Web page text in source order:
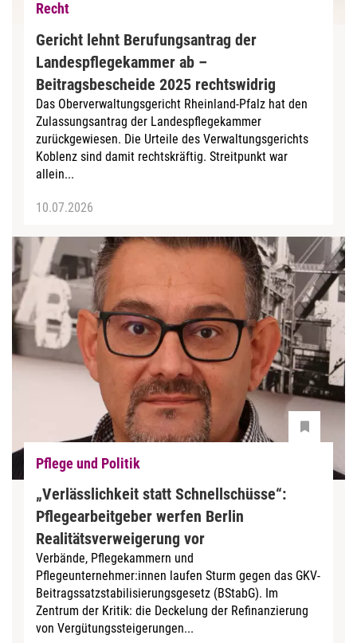
Recht
Gericht lehnt Berufungsantrag der
Landespflegekammer ab –
Beitragsbescheide 2025 rechtswidrig
Das Oberverwaltungsgericht Rheinland-Pfalz hat den
Zulassungsantrag der Landespflegekammer
zurückgewiesen. Die Urteile des Verwaltungsgerichts
Koblenz sind damit rechtskräftig. Streitpunkt war
allein...
10.07.2026
Pflege und Politik
„Verlässlichkeit statt Schnellschüsse“:
Pflegearbeitgeber werfen Berlin
Realitätsverweigerung vor
Verbände, Pflegekammern und
Pflegeunternehmer:innen laufen Sturm gegen das GKV-
Beitragssatzstabilisierungsgesetz (BStabG). Im
Zentrum der Kritik: die Deckelung der Refinanzierung
von Vergütungssteigerungen...